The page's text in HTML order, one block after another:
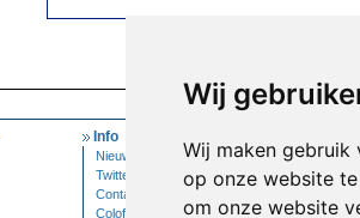
Wij
Wij maken gebruik
op onze website
om onze website
Info
Nieuwsbrief
Twitter
Contact
Colofon
Inloggen